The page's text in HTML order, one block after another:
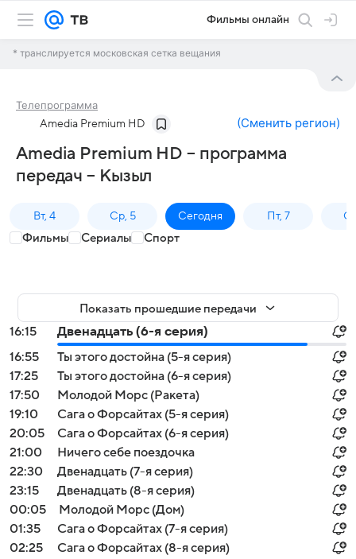
Фильмы онлайн
* транслируется московская сетка вещания
Телепрограмма
Amedia Premium HD (Сменить регион)
Amedia Premium HD – программа
передач – Кызыл
Вт, 4 Ср, 5 Сегодня Пт, 7
Фильмы Сериалы Спорт
Показать прошедшие передачи
16:15
Двенадцать (6-я серия)
16:55
Ты этого достойна (5-я серия)
17:25
Ты этого достойна (6-я серия)
17:50
Молодой Морс (Ракета)
19:10
Сага о Форсайтах (5-я серия)
20:05
Сага о Форсайтах (6-я серия)
21:00
Ничего себе поездочка
22:30
Двенадцать (7-я серия)
23:15
Двенадцать (8-я серия)
00:05
Молодой Морс (Дом)
01:35
Сага о Форсайтах (7-я серия)
02:25
Сага о Форсайтах (8-я серия)